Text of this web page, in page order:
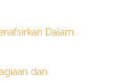
Dalam
dan